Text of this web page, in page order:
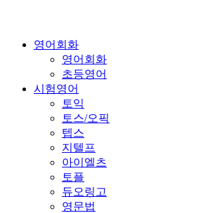
영어회화
영어회화
초등영어
시험영어
토익
토스/오픽
텝스
지텔프
아이엘츠
토플
듀오링고
영문법